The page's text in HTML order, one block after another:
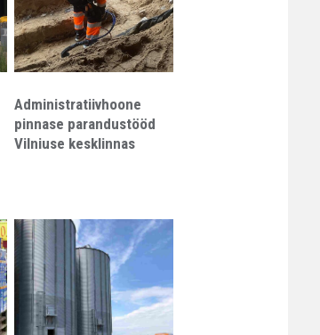
Administratiivhoone
pinnase parandustööd
Vilniuse kesklinnas